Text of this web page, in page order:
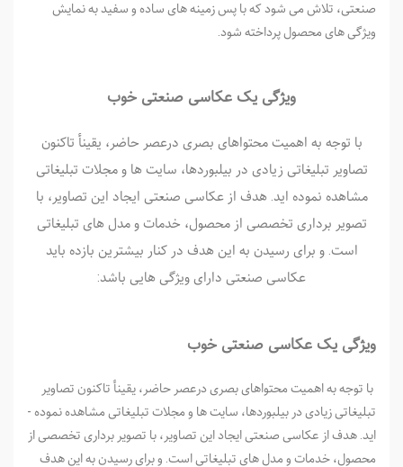
صنعتی، تلاش می شود که با پس زمینه های ساده و سفید به نمایش
ویژگی های محصول پرداخته شود.
ویژگی یک عکاسی صنعتی خوب
با توجه به اهمیت محتواهای بصری درعصر حاضر، یقینأ تاکنون
تصاویر تبلیغاتی زیادی در بیلبورد­­ها، سایت­ ها و مجلات تبلیغاتی
مشاهده نموده ­اید. هدف از عکاسی صنعتی ایجاد این تصاویر، با
تصویر برداری تخصصی از محصول، خدمات و مدل ­های تبلیغاتی
است. و برای رسیدن به این هدف در کنار بیشترین بازده باید
عکاسی صنعتی دارای ویژگی هایی باشد:
ویژگی یک عکاسی صنعتی خوب
با توجه به اهمیت محتواهای بصری درعصر حاضر، یقینأ تاکنون تصاویر
تبلیغاتی زیادی در بیلبورد­­ها، سایت­ ها و مجلات تبلیغاتی مشاهده نموده ­
اید. هدف از عکاسی صنعتی ایجاد این تصاویر، با تصویر برداری تخصصی از
محصول، خدمات و مدل ­های تبلیغاتی است. و برای رسیدن به این هدف